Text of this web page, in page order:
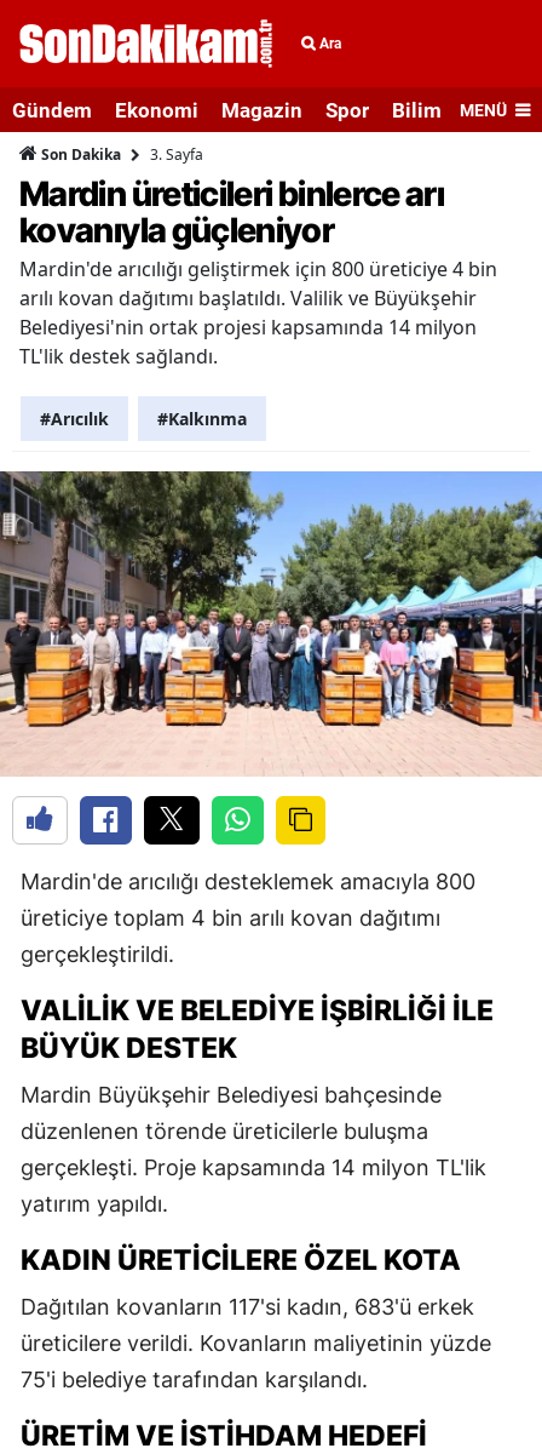
Ara
Gündem Ekonomi Magazin Spor Bilim veMENÜ
Son Dakika 3. Sayfa
Mardin üreticileri binlerce arı
kovanıyla güçleniyor
Mardin'de arıcılığı geliştirmek için 800 üreticiye 4 bin
arılı kovan dağıtımı başlatıldı. Valilik ve Büyükşehir
Belediyesi'nin ortak projesi kapsamında 14 milyon
TL'lik destek sağlandı.
#Arıcılık #Kalkınma
Mardin'de arıcılığı desteklemek amacıyla 800
üreticiye toplam 4 bin arılı kovan dağıtımı
gerçekleştirildi.
VALILIK VE BELEDIYE İŞBIRLIĞI ILE
BÜYÜK DESTEK
Mardin Büyükşehir Belediyesi bahçesinde
düzenlenen törende üreticilerle buluşma
gerçekleşti. Proje kapsamında 14 milyon TL'lik
yatırım yapıldı.
KADIN ÜRETICILERE ÖZEL KOTA
Dağıtılan kovanların 117'si kadın, 683'ü erkek
üreticilere verildi. Kovanların maliyetinin yüzde
75'i belediye tarafından karşılandı.
ÜRETIM VE İSTIHDAM HEDEFI